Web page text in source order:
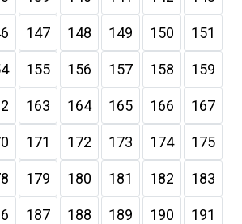
147 148 149 150 151
155 156 157 158 159
163 164 165 166 167
171 172 173 174 175
179 180 181 182 183
187 188 189 190 191